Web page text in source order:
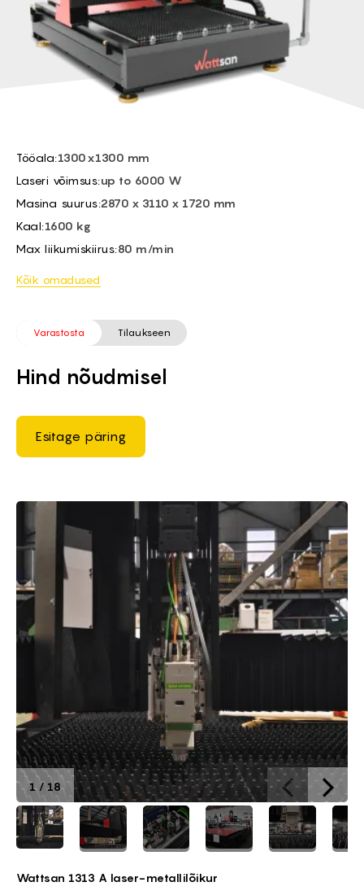
FI -
BG -
EL -
CS -
Tööala:1300x1300 mm
Laseri võimsus:up to 6000 W
Masina suurus:2870 х 3110 х 1720 mm
Kaal:1600 kg
Max liikumiskiirus:80 m/min
Kõik omadused
Varastosta Tilaukseen
Hind nõudmisel
Esitage päring
Brief of Fiiberkiudlaser-
1/ 18
Wattsan 1313 A laser-metallilõikur
Kõrgusandur: Automatic capacitive
Max töökiirus: Depends on the material